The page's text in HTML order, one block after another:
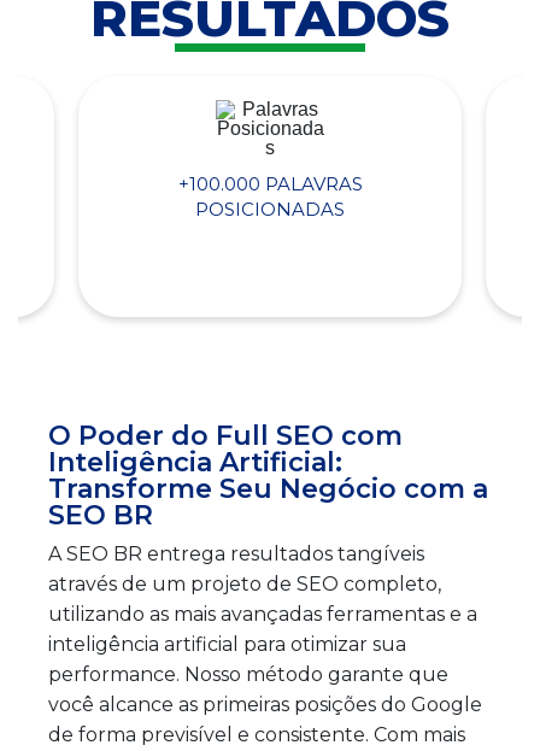
RESULTADOS
+100.000 PALAVRAS
POSICIONADAS
O Poder do Full SEO com
Inteligência Artificial:
Transforme Seu Negócio com a
SEO BR
A SEO BR entrega resultados tangíveis
através de um projeto de SEO completo,
utilizando as mais avançadas ferramentas e a
inteligência artificial para otimizar sua
performance. Nosso método garante que
você alcance as primeiras posições do Google
de forma previsível e consistente. Com mais